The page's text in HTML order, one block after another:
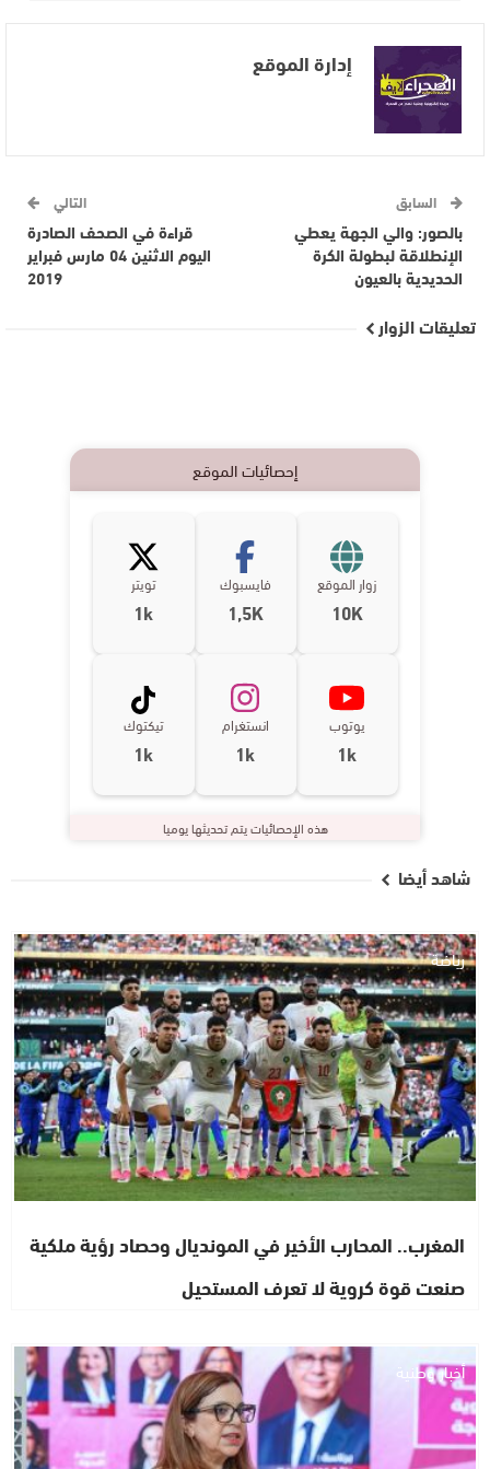
إدارة الموقع
السابق
بالصور: والي الجهة يعطي
الإنطلاقة لبطولة الكرة
الحديدية بالعيون
التالي
قراءة في الصحف الصادرة
اليوم الاثنين 04 مارس فبراير
2019
تعليقات الزوار
إحصائيات الموقع
زوار الموقع
10K
فايسبوك
1,5K
تويتر
1k
يوتوب
1k
انستغرام
1k
تيكتوك
1k
هذه الإحصائيات يتم تحديثها يوميا
شاهد أيضا
رياضة
المغرب.. المحارب الأخير في المونديال وحصاد رؤية ملكية
صنعت قوة كروية لا تعرف المستحيل
أخبار وطنية